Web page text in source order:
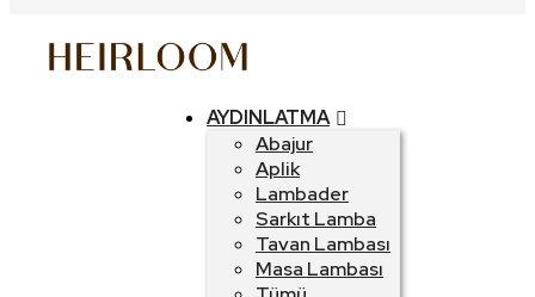
AYDINLATMA
Abajur
Aplik
Lambader
Sarkıt Lamba
Tavan Lambası
Masa Lambası